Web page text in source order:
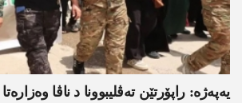
یەپەژە: راپۆرتێن تەڤلیبوونا د ناڤا